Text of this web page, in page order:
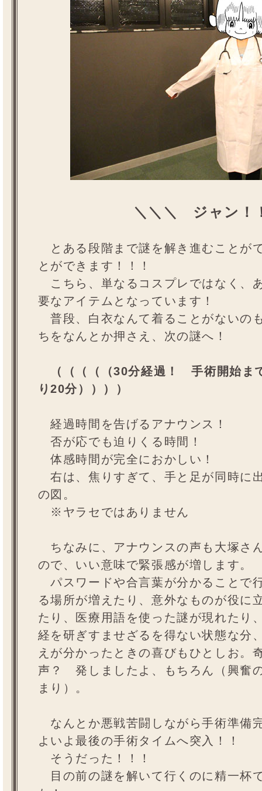
＼＼＼ ジャン！
とある段階まで謎を解き進むことが
とができます！！！
こちら、単なるコスプレではなく、
要なアイテムとなっています！
普段、白衣なんて着ることがないの
ちをなんとか押さえ、次の謎へ！
（（（（（30分経過！ 手術開始ま
り20分））））
経過時間を告げるアナウンス！
否が応でも迫りくる時間！
体感時間が完全におかしい！
右は、焦りすぎて、手と足が同時に
の図。
※ヤラセではありません
ちなみに、アナウンスの声も大塚さ
ので、いい意味で緊張感が増します。
パスワードや合言葉が分かることで
る場所が増えたり、意外なものが役に
たり、医療用語を使った謎が現れたり
経を研ぎすませざるを得ない状態な分
えが分かったときの喜びもひとしお。
声？ 発しましたよ、もちろん（興奮
まり）。
なんとか悪戦苦闘しながら手術準備
よいよ最後の手術タイムへ突入！！
そうだった！！！
目の前の謎を解いて行くのに精一杯